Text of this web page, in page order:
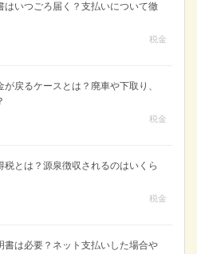
はいつごろ届く？支払いについて徹
税金
が戻るケースとは？廃車や下取り、
税金
税とは？源泉徴収されるのはいくら
税金
書は必要？ネット支払いした場合や